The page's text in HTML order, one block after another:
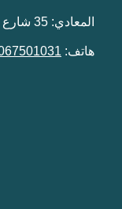
المعادي: 35 شارع النصر، المعادي.
هاتف: